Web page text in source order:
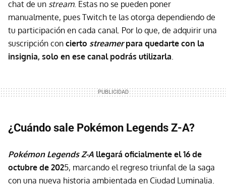
chat de un stream. Estas no se pueden poner
manualmente, pues Twitch te las otorga dependiendo de
tu participación en cada canal. Por lo que, de adquirir una
suscripción con cierto streamerpara quedarte con la
insignia, solo en ese canal podrás utilizarla.
¿Cuándo sale Pokémon Legends Z-A?
Pokémon Legends Z-A llegará oficialmente el 16 de
octubre de 2025, marcando el regreso triunfal de la saga
con una nueva historia ambientada en Ciudad Luminalia.